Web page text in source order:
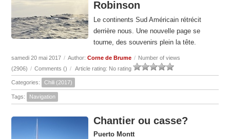
Robinson
Le continents Sud Américain rétrécit
derrière nous. Une nouvelle page se
tourne, des souvenirs plein la tête.
samedi 20 mai 2017 / Author:Corne de Brume / Number of views
(2906) / Comments () / Article rating: No rating
Categories: Chili (2017)
Tags: Navigation
Chantier ou casse?
Puerto Montt